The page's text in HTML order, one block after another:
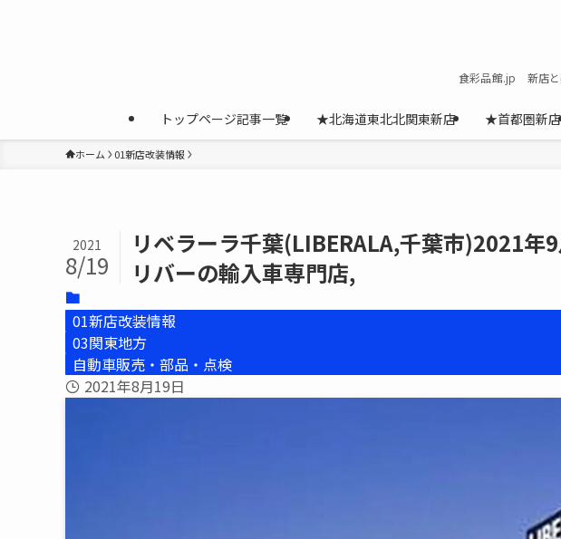
食彩品館.jp 新店と
トップページ記事一覧 ★北海道東北北関東新店 ★首都圏新店
ホーム 01新店改装情報
リベラーラ千葉(LIBERALA,千葉市)2021年
リバーの輸入車専門店,
2021
8/19
01新店改装情報
03関東地方
自動車販売・部品・点検
2021年8月19日